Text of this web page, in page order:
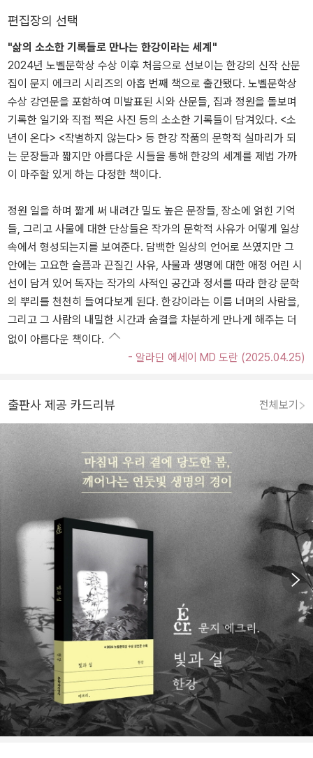
편집장의 선택
"삶의 소소한 기록들로 만나는 한강이라는 세계"
2024년 노벨문학상 수상 이후 처음으로 선보이는 한강의 신작 산문
집이 문지 에크리 시리즈의 아홉 번째 책으로 출간됐다. 노벨문학상
수상 강연문을 포함하여 미발표된 시와 산문들, 집과 정원을 돌보며
기록한 일기와 직접 찍은 사진 등의 소소한 기록들이 담겨있다. <소
년이 온다> <작별하지 않는다> 등 한강 작품의 문학적 실마리가 되
는 문장들과 짧지만 아름다운 시들을 통해 한강의 세계를 제법 가까
이 마주할 있게 하는 다정한 책이다.
정원 일을 하며 짧게 써 내려간 밀도 높은 문장들, 장소에 얽힌 기억
들, 그리고 사물에 대한 단상들은 작가의 문학적 사유가 어떻게 일상
속에서 형성되는지를 보여준다. 담백한 일상의 언어로 쓰였지만 그
안에는 고요한 슬픔과 끈질긴 사유, 사물과 생명에 대한 애정 어린 시
선이 담겨 있어 독자는 작가의 사적인 공간과 정서를 따라 한강 문학
의 뿌리를 천천히 들여다보게 된다. 한강이라는 이름 너머의 사람을,
그리고 그 사람의 내밀한 시간과 숨결을 차분하게 만나게 해주는 더
없이 아름다운 책이다.
- 알라딘 에세이 MD 도란 (2025.04.25)
출판사 제공 카드리뷰 전체보기